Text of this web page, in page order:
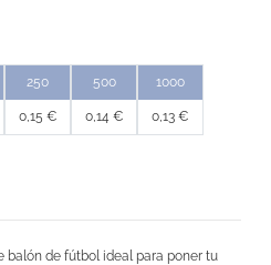
250
0,15 €
500
0,14 €
1000
0,13 €
balón de fútbol ideal para poner tu